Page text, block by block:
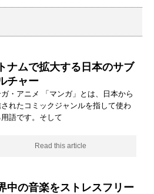
ナムで拡大する日本のサブ
チャー
ガ・アニメ 「マンガ」とは、日本から
れたコミックジャンルを指して使わ
語です。そして
Read this article
中の音楽をストレスフリー